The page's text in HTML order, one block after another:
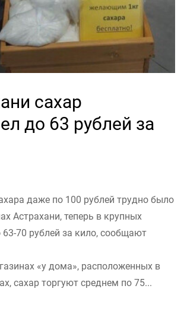
сахар
до 63 рублей за
даже по 100 рублей трудно было
Астрахани, теперь в крупных
63-70 рублей за кило, сообщают
«у дома», расположенных в
сахар торгуют среднем по 75...